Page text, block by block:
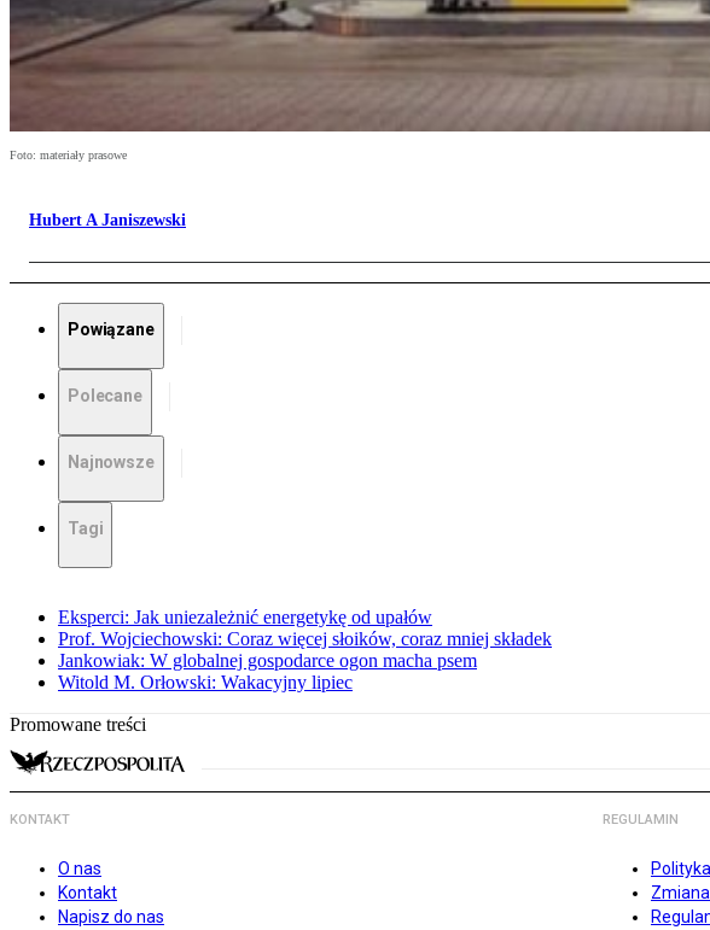
Foto: materiały prasowe
Hubert A Janiszewski
Powiązane
Polecane
Najnowsze
Tagi
Eksperci: Jak uniezależnić energetykę od upałów
Prof. Wojciechowski: Coraz więcej słoików, coraz mniej składek
Jankowiak: W globalnej gospodarce ogon macha psem
Witold M. Orłowski: Wakacyjny lipiec
Promowane treści
KONTAKT
O nas
Kontakt
Napisz do nas
REGULAMIN